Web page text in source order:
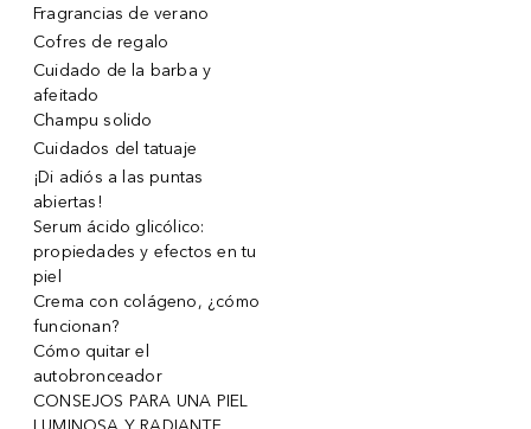
Fragrancias de verano
Cofres de regalo
Cuidado de la barba y
afeitado
Champu solido
Cuidados del tatuaje
¡Di adiós a las puntas
abiertas!
Serum ácido glicólico:
propiedades y efectos en tu
piel
Crema con colágeno, ¿cómo
funcionan?
Cómo quitar el
autobronceador
CONSEJOS PARA UNA PIEL